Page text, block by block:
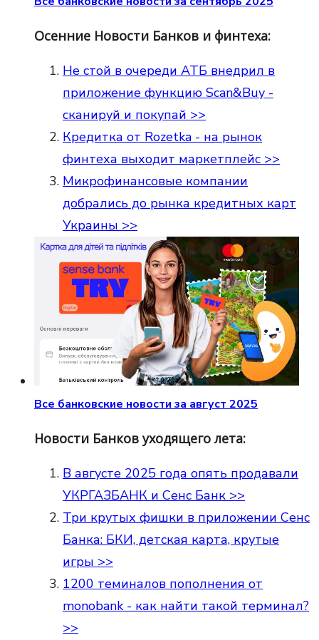
Осенние Новости Банков и финтеха:
Не стой в очереди АТБ внедрил в
приложение функцию Scan&Buy -
сканируй и покупай >>
Кредитка от Rozetka - на рынок
финтеха выходит маркетплейс >>
Микрофинансовые компании
добрались до рынка кредитных карт
Украины >>
Все банковские новости за август 2025
Новости Банков уходящего лета:
В августе 2025 года опять продавали
УКРГАЗБАНК и Сенс Банк >>
Три крутых фишки в приложении Сенс
Банка: БКИ, детская карта, крутые
игры >>
1200 теминалов пополнения от
monobank - как найти такой терминал?
>>